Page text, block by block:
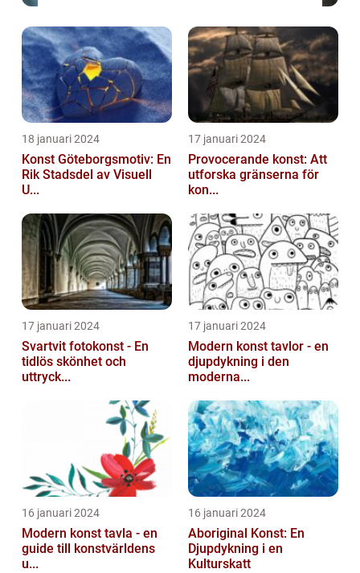
18 januari 2024
Konst Göteborgsmotiv: En
Rik Stadsdel av Visuell
U...
17 januari 2024
Provocerande konst: Att
utforska gränserna för
kon...
17 januari 2024
Svartvit fotokonst - En
tidlös skönhet och
uttryck...
17 januari 2024
Modern konst tavlor - en
djupdykning i den
moderna...
16 januari 2024
Modern konst tavla - en
guide till konstvärldens
u...
16 januari 2024
Aboriginal Konst: En
Djupdykning i en
Kulturskatt